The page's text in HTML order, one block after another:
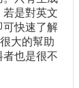
若是對英文
可快速了解
大的幫助
也是很不